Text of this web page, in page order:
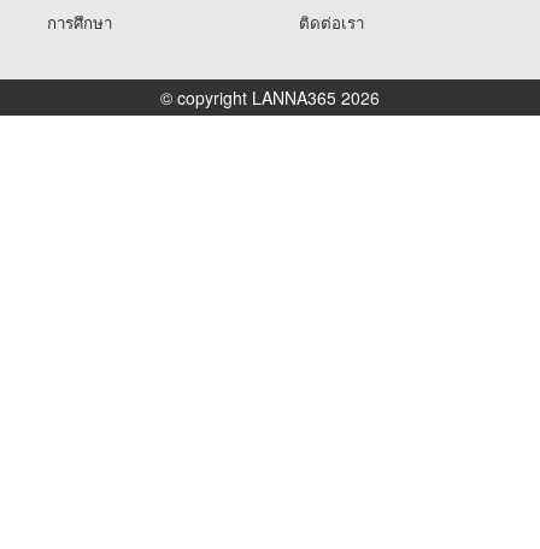
การศึกษา
ติดต่อเรา
© copyright LANNA365 2026